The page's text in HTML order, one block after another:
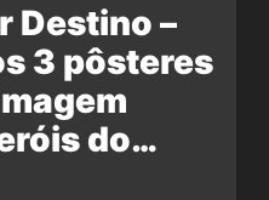
Destino –
3 pôsteres
do